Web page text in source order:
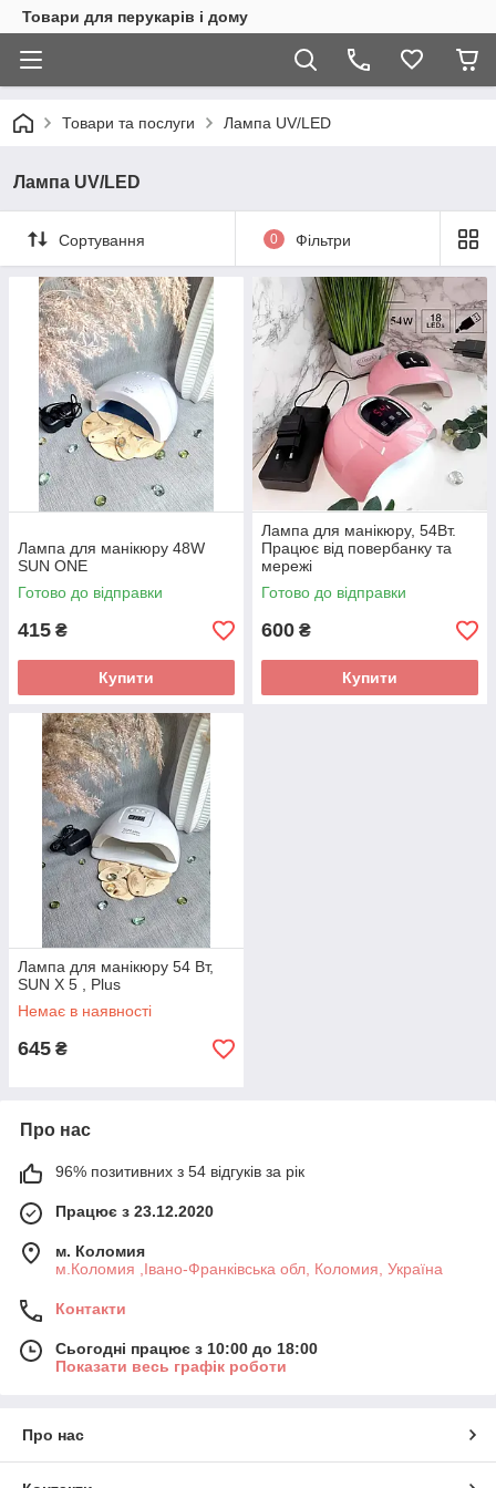
Товари для перукарів і дому
Товари та послуги Лампа UV/LED
Лампа UV/LED
Сортування 0 Фільтри
Лампа для манікюру 48W
SUN ONE
Готово до відправки
415 ₴
Купити
Лампа для манікюру, 54Вт.
Працює від повербанку та
мережі
Готово до відправки
600 ₴
Купити
Лампа для манікюру 54 Вт,
SUN X 5 , Plus
Немає в наявності
645 ₴
Про нас
96% позитивних з 54 відгуків за рік
Працює з 23.12.2020
м. Коломия
м.Коломия ,Івано-Франківська обл, Коломия, Україна
Контакти
Сьогодні працює з 10:00 до 18:00
Показати весь графік роботи
Про нас